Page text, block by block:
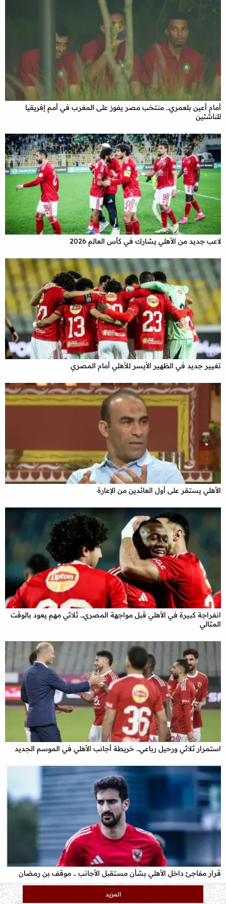
أمام أعين بلعمري.. منتخب مصر يفوز على المغرب في أمم إفريقيا
للناشئين
لاعب جديد من الأهلي يشارك في كأس العالم 2026
تغيير جديد في الظهير الأيسر للأهلي أمام المصري
الأهلي يستقر على أول العائدين من الإعارة
انفراجة كبيرة في الأهلي قبل مواجهة المصري.. ثلاثي مهم يعود بالوقت
المثالي
استمرار ثلاثي ورحيل رباعي.. خريطة أجانب الأهلي في الموسم الجديد
قرار مفاجئ داخل الأهلي بشأن مستقبل الأجانب .. موقف بن رمضان
المزيد
x